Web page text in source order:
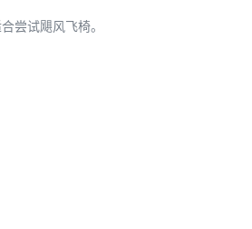
尝试飓风飞椅。